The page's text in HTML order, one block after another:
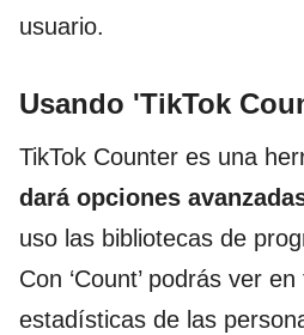
usuario.
Usando 'TikTok
TikTok Counter es una
dará opciones
uso las bibliotecas de
Con ‘Count’ podrás ver
estadísticas de las